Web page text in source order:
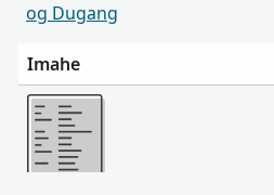
og Dugang
Imahe
Dugang pa